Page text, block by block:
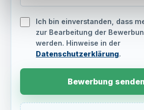
Ich bin einverstanden, dass
zur Bearbeitung der
werden. Hinweise in der
Datenschutzerklärung.
Bewerbung senden